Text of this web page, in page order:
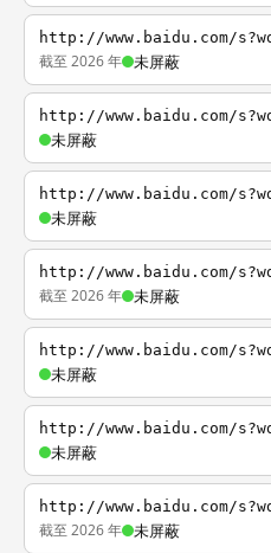
http://www.baidu.com/
截至 2026 年 未屏蔽
http://www.baidu.com/
未屏蔽
http://www.baidu.com/
未屏蔽
http://www.baidu.com/
截至 2026 年 未屏蔽
http://www.baidu.com/
未屏蔽
http://www.baidu.com/
未屏蔽
http://www.baidu.com/
截至 2026 年 未屏蔽